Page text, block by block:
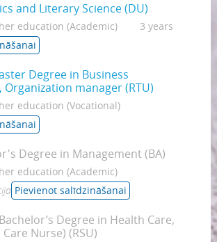
and Literary Science (DU)
education (Academic)
3 years
Degree in Business
manager (RTU)
education (Vocational)
Degree in Management (BA)
education (Academic)
Pievienot salīdzināšanai
Degree in Health Care,
Nurse) (RSU)